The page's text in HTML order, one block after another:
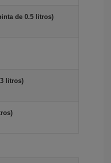
de 0.5 litros)
litros)